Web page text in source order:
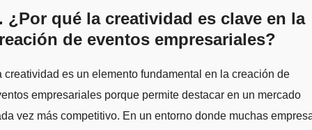
¿Por qué la creatividad es clave en la
de eventos empresariales?
empresariales porque permite destacar en un mercado
vez más competitivo. En un entorno donde muchas